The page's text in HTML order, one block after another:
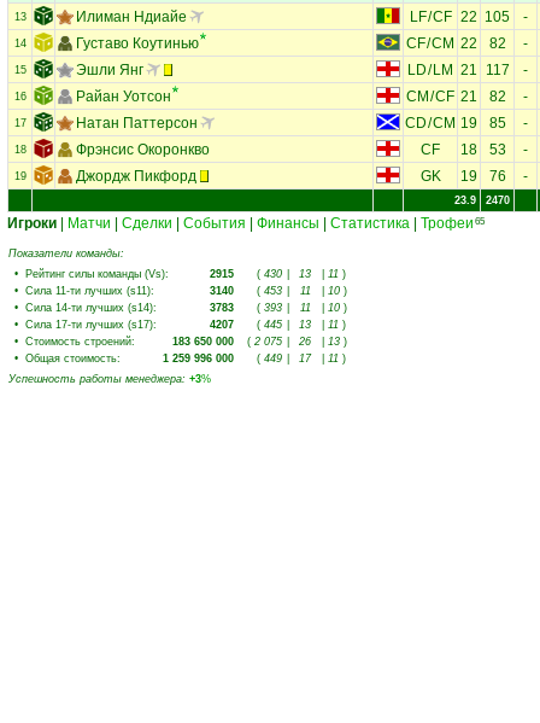
13 Илиман Ндиайе LF/CF 22 105 -
14 Густаво Коутинью CF/CM 22 82 -
15 Эшли Янг LD/ LM 21 117 -
16 Райан Уотсон CM /CF 21 82 -
17 Натан Паттерсон CD/CM 19 85 -
18 Фрэнсис Окоронкво CF 18 53 -
19 Джордж Пикфорд GK 19 76 -
23.9 2470
Игроки Матчи Сделки События Финансы Статистика Трофеи 65
Показатели команды:
• Рейтинг силы команды (Vs): 2915 ( 430 13 11 )
• Сила 11-ти лучших (s11): 3140 ( 453 11 10 )
• Сила 14-ти лучших (s14): 3783 ( 393 11 10 )
• Сила 17-ти лучших (s17): 4207 ( 445 13 11 )
• Стоимость строений: 183 650 000 ( 2 075 26 13 )
• Общая стоимость: 1 259 996 000 ( 449 17 11 )
Успешность работы менеджера: +3%